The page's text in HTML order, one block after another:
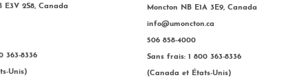
E3V 2S8, Canada
363-8336
Unis)
Moncton NB E1A 3E9, Canada
info@umoncton.ca
506 858-4000
Sans frais: 1 800 363-8336
(Canada et États-Unis)